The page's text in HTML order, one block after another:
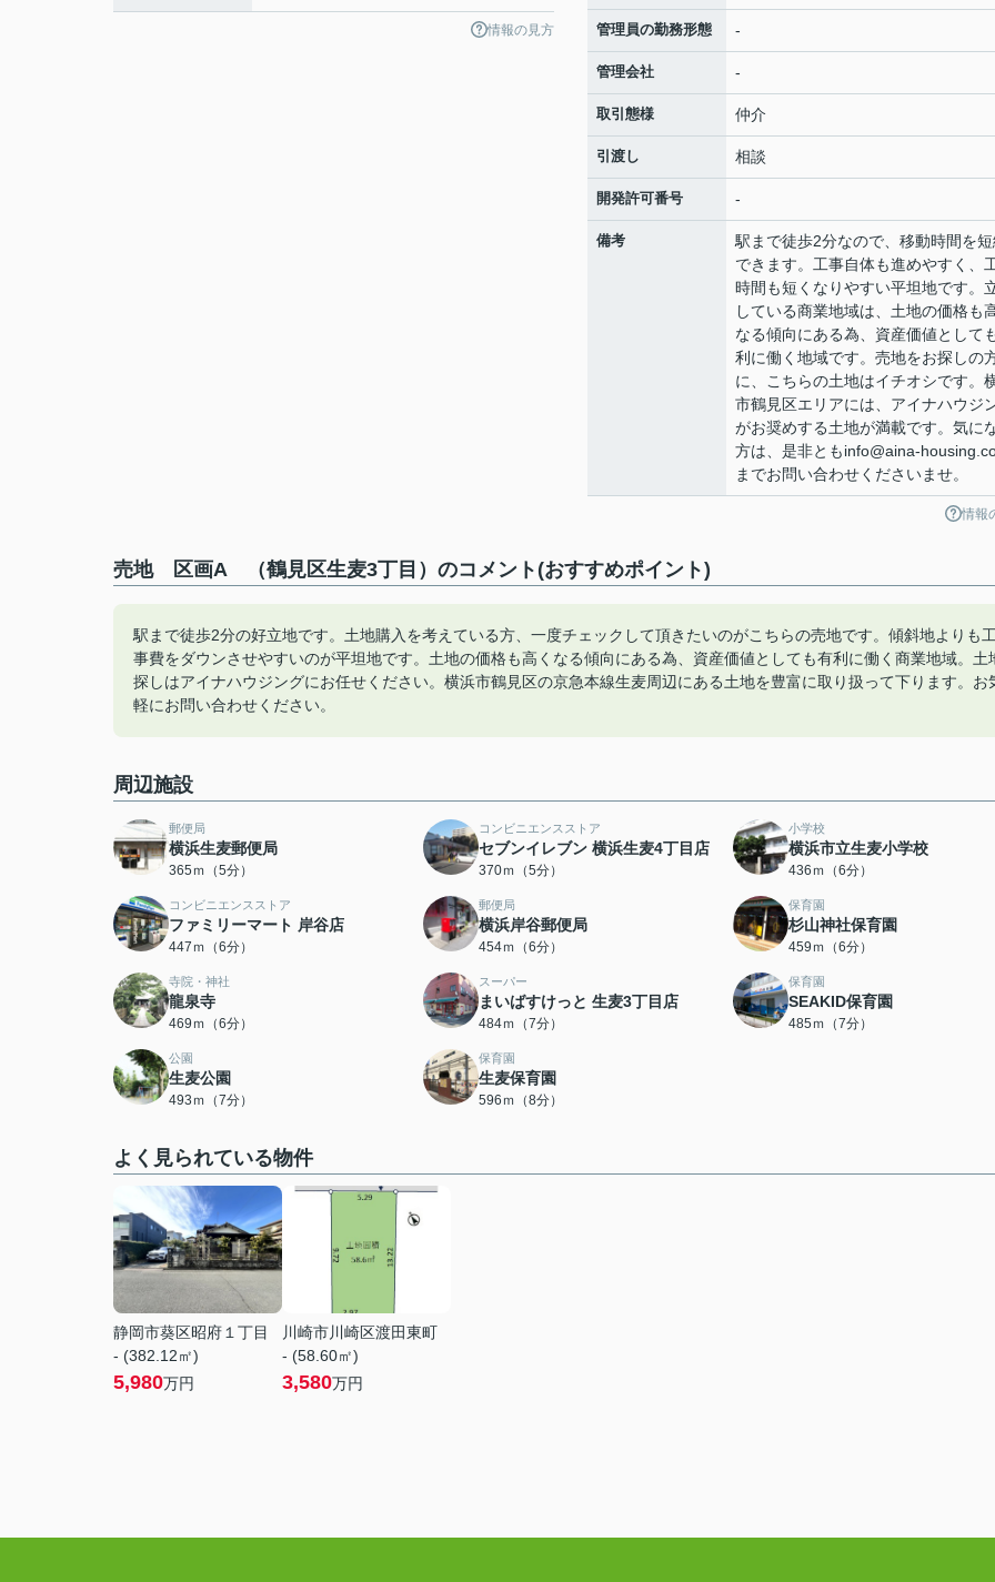
情報の見方 管理員の勤務形態 -
管理会社 -
取引態様 仲介
引渡し 相談
開発許可番号 -
備考
駅まで徒歩2分なので、移動時間を
できます。工事自体も進めやすく、
時間も短くなりやすい平坦地です。
している商業地域は、土地の価格も
なる傾向にある為、資産価値として
利に働く地域です。売地をお探しの
に、こちらの土地はイチオシです。
市鶴見区エリアには、アイナハウジ
がお奨めする土地が満載です。気に
方は、是非ともinfo@aina-
までお問い合わせくださいませ。
情報
売地 区画A （鶴見区生麦3丁目）のコメント(おすすめポイント)
駅まで徒歩2分の好立地です。土地購入を考えている方、一度チェックして頂きたいのがこちらの売地です。傾斜地よりも
事費をダウンさせやすいのが平坦地です。土地の価格も高くなる傾向にある為、資産価値としても有利に働く商業地域。土
探しはアイナハウジングにお任せください。横浜市鶴見区の京急本線生麦周辺にある土地を豊富に取り扱って下ります。お
軽にお問い合わせください。
周辺施設
郵便局
横浜生麦郵便局
365ｍ（5分）
コンビニエンスストア
セブンイレブン 横浜生麦4丁目店
370ｍ（5分）
小学校
横浜市立生麦小学校
436ｍ（6分）
コンビニエンスストア
ファミリーマート 岸谷店
447ｍ（6分）
郵便局
横浜岸谷郵便局
454ｍ（6分）
保育園
杉山神社保育園
459ｍ（6分）
寺院・神社
龍泉寺
469ｍ（6分）
スーパー
まいばすけっと 生麦3丁目店
484ｍ（7分）
保育園
SEAKID保育園
485ｍ（7分）
公園
生麦公園
493ｍ（7分）
保育園
生麦保育園
596ｍ（8分）
よく見られている物件
静岡市葵区昭府１丁目
- (382.12㎡)
5,980万円
川崎市川崎区渡田東町
- (58.60㎡)
3,580万円